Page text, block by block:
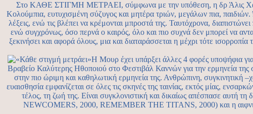
Στο ΚΑΘΕ ΣΤΙΓΜΗ ΜΕΤΡΑΕΙ, σύμφωνα με την υπόθεση, η δρ Άλις
Κολούμπια, ευτυχισμένη σύζυγος και μητέρα τριών, μεγάλων πια, παιδιών.
λέξεις, ενώ τις βλέπει να κρέμονται μπροστά της. Ταυτόχρονα,
ενώ συγχρόνως, όσο περνά ο καιρός, όλο και πιο συχνά δεν μπορεί να
ξεκινήσει και αφορά όλους, μια και διαταράσσεται η μέχρι τότε
Η Μουρ έχει υπάρξει άλλες 4 φορές
Βραβείο Καλύτερης Ηθοποιού στο Φεστιβάλ Καννών για την ερμηνεία
στην πιο ώριμη και καθηλωτική ερμηνεία της. Ανθρώπινη, συγκινητική
ευαισθησία εμφανίζεται σε όλες τις σκηνές της ταινίας, εκτός μίας,
τέλος, τη ζωή της. Είναι συγκλονιστική και δικαίως απέσπασε αυτή
NEWCOMERS, 2000, REMEMBER THE TITANS, 2000) και η